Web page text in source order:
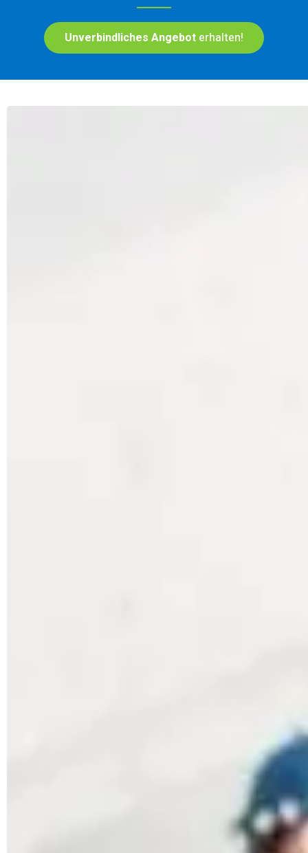
Unverbindliches Angebot erhalten!